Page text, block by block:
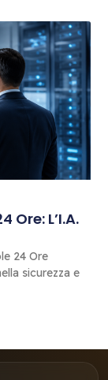
Ore: L’I.A.
24 Ore
sicurezza e